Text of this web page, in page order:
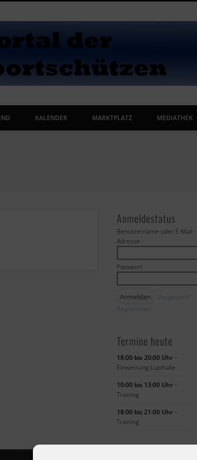
KALENDER MARKTPLATZ MEDIATHEK
Anmeldestatus
Benutzername oder E-Mail-
Adresse
Passwort
Vergessen?
Registrieren
Termine heute
18:00 bis 20:00 Uhr–
Einweisung Lupihalle
10:00 bis 13:00 Uhr–
Training
18:00 bis 21:00 Uhr–
Training